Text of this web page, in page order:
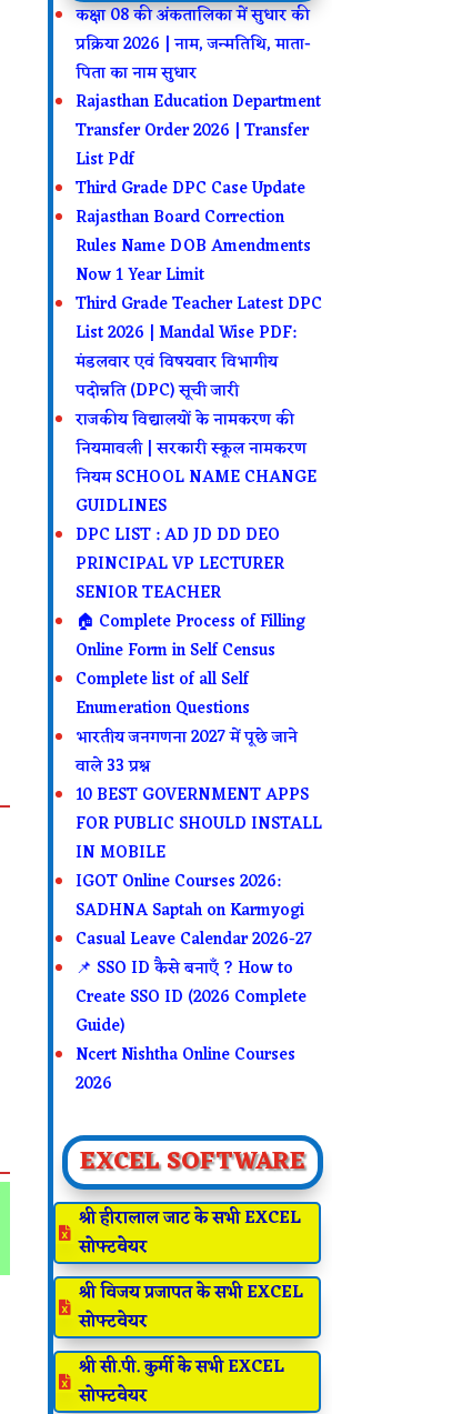
कक्षा 08 की अंकतालिका में सुधार की
प्रक्रिया 2026 | नाम, जन्मतिथि, माता-
पिता का नाम सुधार
Rajasthan Education Department
Transfer Order 2026 | Transfer
List Pdf
Third Grade DPC Case Update
Rajasthan Board Correction
Rules Name DOB Amendments
Now 1 Year Limit
Third Grade Teacher Latest DPC
List 2026 | Mandal Wise PDF:
मंडलवार एवं विषयवार विभागीय
पदोन्नति (DPC) सूची जारी
राजकीय विद्यालयों के नामकरण की
नियमावली | सरकारी स्कूल नामकरण
नियम SCHOOL NAME CHANGE
GUIDLINES
DPC LIST : AD JD DD DEO
PRINCIPAL VP LECTURER
SENIOR TEACHER
🏠 Complete Process of Filling
Online Form in Self Census
Complete list of all Self
Enumeration Questions
भारतीय जनगणना 2027 में पूछे जाने
वाले 33 प्रश्न
10 BEST GOVERNMENT APPS
FOR PUBLIC SHOULD INSTALL
IN MOBILE
IGOT Online Courses 2026:
SADHNA Saptah on Karmyogi
Casual Leave Calendar 2026-27
📌 SSO ID कैसे बनाएँ ? How to
Create SSO ID (2026 Complete
Guide)
Ncert Nishtha Online Courses
2026
EXCEL SOFTWARE
 श्री हीरालाल जाट के सभी EXCEL
सोफ्टवेयर
 श्री विजय प्रजापत के सभी EXCEL
सोफ्टवेयर
 श्री सी.पी. कुर्मी के सभी EXCEL
सोफ्टवेयर